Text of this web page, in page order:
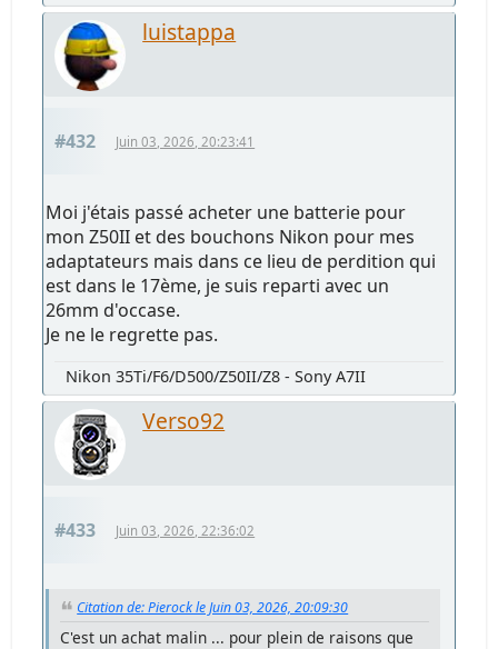
luistappa
#432 Juin 03, 2026, 20:23:41
Moi j'étais passé acheter une batterie pour
mon Z50II et des bouchons Nikon pour mes
adaptateurs mais dans ce lieu de perdition qui
est dans le 17ème, je suis reparti avec un
26mm d'occase.
Je ne le regrette pas.
Nikon 35Ti/F6/D500/Z50II/Z8 - Sony A7II
Verso92
#433 Juin 03, 2026, 22:36:02
Citation de: Pierock le Juin 03, 2026, 20:09:30
C'est un achat malin ... pour plein de raisons que